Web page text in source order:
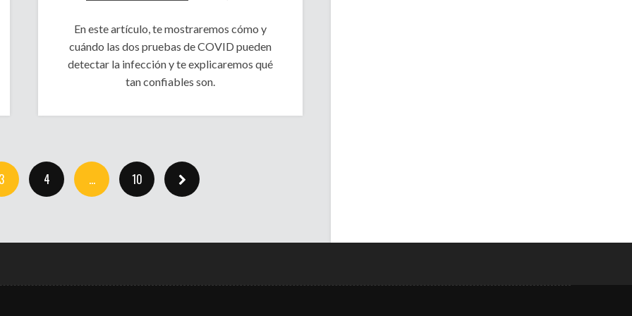
En este artículo, te mostraremos cómo y
cuándo las dos pruebas de COVID pueden
detectar la infección y te explicaremos qué
tan confiables son.
4 … 10